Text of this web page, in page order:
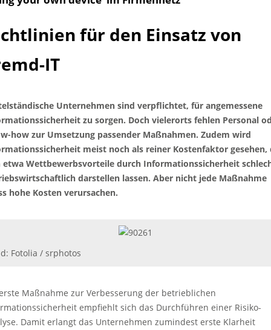
für den Einsatz von
IT
Unternehmen sind verpflichtet, für angemessene
zu sorgen. Doch vielerorts fehlen Personal
how zur Umsetzung passender Maßnahmen. Zudem wird
meist noch als reiner Kostenfaktor gesehen,
etwa Wettbewerbsvorteile durch Informationssicherheit
darstellen lassen. Aber nicht jede Maßnahme
hohe Kosten verursachen.
Fotolia / srphotos
Maßnahme zur Verbesserung der betrieblichen
empfiehlt sich das Durchführen einer Risiko-
Damit erlangt das Unternehmen zumindest erste Klarheit